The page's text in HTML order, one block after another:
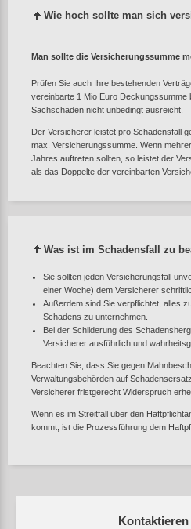
Wie hoch sollte man sich
Man sollte die Versicherungssumme
Prüfen Sie auch Ihre bestehenden
vereinbarte 1 Mio Euro Deckungssumme
Sachschaden nicht unbedingt ausreicht.
Der Versicherer leistet pro Schadensfall
max. Versicherungssumme. Wenn
Jahres auftreten sollten, so leistet der
als das Doppelte der vereinbarten
Was ist im Schadensfall zu
Sie sollten jeden Versicherungsfall
einer Woche) dem Versicherer
Außerdem sind Sie verpflichtet, alles
Schadens zu unternehmen.
Bei der Schilderung des
Versicherer ausführlich und
Beachten Sie, dass Sie gegen
Verwaltungsbehörden auf
Versicherer fristgerecht Widerspruch
Wenn es im Streitfall über den
kommt, ist die Prozessführung dem